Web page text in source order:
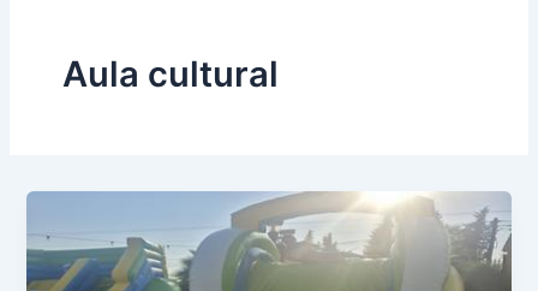
Aula cultural